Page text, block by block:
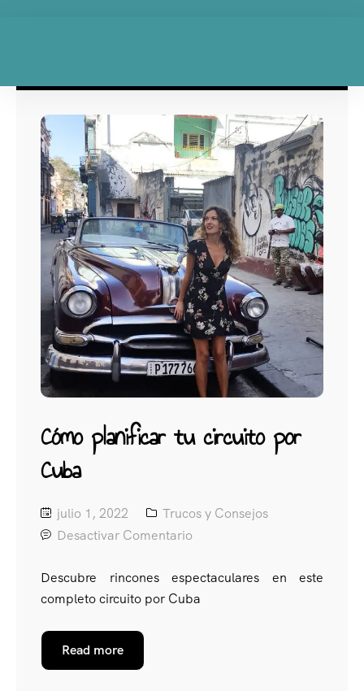
Cómo planificar tu circuito por
Cuba
julio 1, 2022
Trucos y Consejos
Desactivar Comentario
Descubre rincones espectaculares en este
completo circuito por Cuba
Read more